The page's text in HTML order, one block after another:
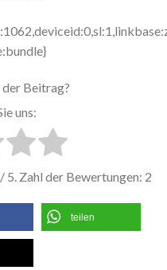
Beitrag?
uns:
/ 5. Zahl der Bewertungen: 2
teilen